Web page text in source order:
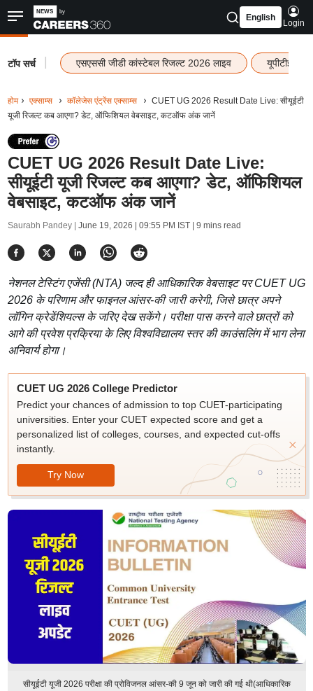
English
Login
टॉप सर्च एसएससी जीडी कांस्टेबल रिजल्ट 2026 लाइव यूपीटीईटी
होम एक्साम्स कॉलेजेस एंट्रेंस एक्साम्स
CUET UG 2026 Result Date Live: सीयूईटी
यूजी रिजल्ट कब आएगा? डेट, ऑफिशियल वेबसाइट, कटऑफ अंक जानें
CUET UG 2026 Result Date Live:
सीयूईटी यूजी रिजल्ट कब आएगा? डेट, ऑफिशियल
वेबसाइट, कटऑफ अंक जानें
Saurabh Pandey | June 19, 2026 | 09:55 PM IST| 9 mins read
नेशनल टेस्टिंग एजेंसी (NTA) जल्द ही आधिकारिक वेबसाइट पर CUET UG
2026 के परिणाम और फाइनल आंसर-की जारी करेगी, जिसे छात्र अपने
लॉगिन क्रेडेंशियल्स के जरिए देख सकेंगे। परीक्षा पास करने वाले छात्रों को
आगे की प्रवेश प्रक्रिया के लिए विश्वविद्यालय स्तर की काउंसलिंग में भाग लेना
अनिवार्य होगा।
CUET UG 2026 College Predictor
Predict your chances of admission to top CUET-participating
universities. Enter your CUET expected score and get a
personalized list of colleges, courses, and expected cut-offs
instantly.
Try Now
सीयूईटी यूजी 2026 परीक्षा की प्रोविजनल आंसर-की 9 जून को जारी की गई थी(आधिकारिक